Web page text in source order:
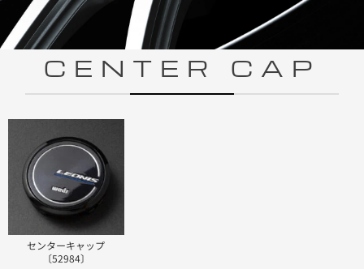
CENTER CAP
センターキャップ
〔52984〕